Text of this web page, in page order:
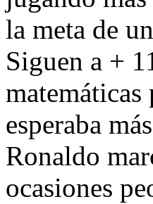
la meta de
Siguen a +
esperaba
Ronaldo
ocasiones